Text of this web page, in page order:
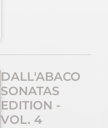
DALL'ABACO
SONATAS
EDITION -
VOL. 4